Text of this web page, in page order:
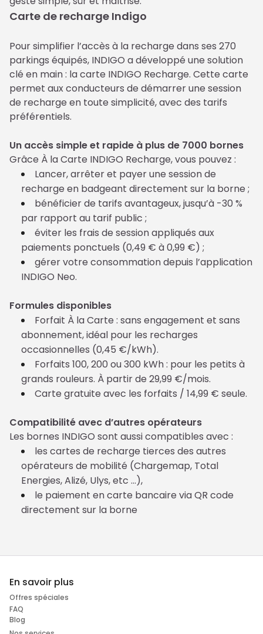
Carte de recharge Indigo
Pour simplifier l’accès à la recharge dans ses 270
parkings équipés, INDIGO a développé une solution
clé en main : la carte INDIGO Recharge. Cette carte
permet aux conducteurs de démarrer une session
de recharge en toute simplicité, avec des tarifs
préférentiels.
Un accès simple et rapide à plus de 7000 bornes
Grâce À la Carte INDIGO Recharge, vous pouvez :
Lancer, arrêter et payer une session de
recharge en badgeant directement sur la borne ;
bénéficier de tarifs avantageux, jusqu’à -30 %
par rapport au tarif public ;
éviter les frais de session appliqués aux
paiements ponctuels (0,49 € à 0,99 €) ;
gérer votre consommation depuis l’application
INDIGO Neo.
Formules disponibles
Forfait À la Carte : sans engagement et sans
abonnement, idéal pour les recharges
occasionnelles (0,45 €/kWh).
Forfaits 100, 200 ou 300 kWh : pour les petits à
grands rouleurs. À partir de 29,99 €/mois.
Carte gratuite avec les forfaits / 14,99 € seule.
Compatibilité avec d’autres opérateurs
Les bornes INDIGO sont aussi compatibles avec :
les cartes de recharge tierces des autres
opérateurs de mobilité (Chargemap, Total
Energies, Alizé, Ulys, etc …),
le paiement en carte bancaire via QR code
directement sur la borne
En savoir plus
Offres spéciales
FAQ
Blog